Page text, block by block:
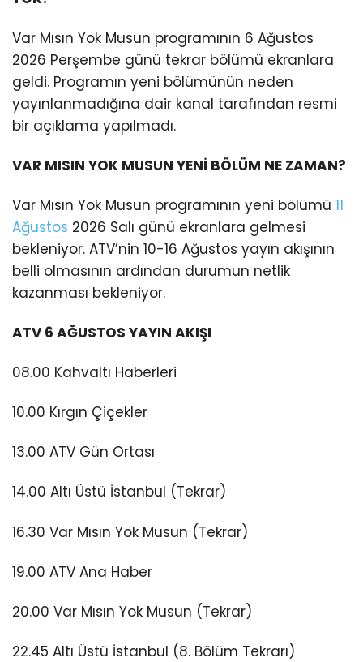
Var Mısın Yok Musun programının 6 Ağustos
2026 Perşembe günü tekrar bölümü ekranlara
geldi. Programın yeni bölümünün neden
yayınlanmadığına dair kanal tarafından resmi
bir açıklama yapılmadı.
VAR MISIN YOK MUSUN YENİ BÖLÜM NE ZAMAN?
Var Mısın Yok Musun programının yeni bölümü 11
Ağustos 2026 Salı günü ekranlara gelmesi
bekleniyor. ATV’nin 10-16 Ağustos yayın akışının
belli olmasının ardından durumun netlik
kazanması bekleniyor.
ATV 6 AĞUSTOS YAYIN AKIŞI
08.00 Kahvaltı Haberleri
10.00 Kırgın Çiçekler
13.00 ATV Gün Ortası
14.00 Altı Üstü İstanbul (Tekrar)
16.30 Var Mısın Yok Musun (Tekrar)
19.00 ATV Ana Haber
20.00 Var Mısın Yok Musun (Tekrar)
22.45 Altı Üstü İstanbul (8. Bölüm Tekrarı)